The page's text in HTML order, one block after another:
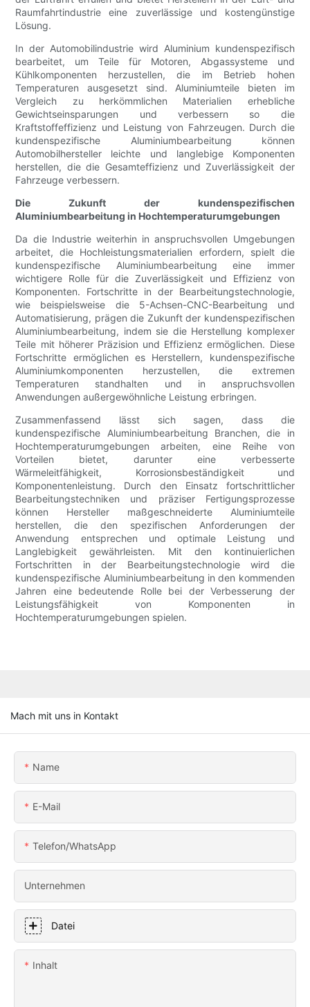
Raumfahrtindustrie eine zuverlässige und kostengünstige
Lösung.
In der Automobilindustrie wird Aluminium kundenspezifisch
bearbeitet, um Teile für Motoren, Abgassysteme und
Kühlkomponenten herzustellen, die im Betrieb hohen
Temperaturen ausgesetzt sind. Aluminiumteile bieten im
Vergleich zu herkömmlichen Materialien erhebliche
Gewichtseinsparungen und verbessern so die
Kraftstoffeffizienz und Leistung von Fahrzeugen. Durch die
kundenspezifische Aluminiumbearbeitung können
Automobilhersteller leichte und langlebige Komponenten
herstellen, die die Gesamteffizienz und Zuverlässigkeit der
Fahrzeuge verbessern.
Die Zukunft der kundenspezifischen
Aluminiumbearbeitung in Hochtemperaturumgebungen
Da die Industrie weiterhin in anspruchsvollen Umgebungen
arbeitet, die Hochleistungsmaterialien erfordern, spielt die
kundenspezifische Aluminiumbearbeitung eine immer
wichtigere Rolle für die Zuverlässigkeit und Effizienz von
Komponenten. Fortschritte in der Bearbeitungstechnologie,
wie beispielsweise die 5-Achsen-CNC-Bearbeitung und
Automatisierung, prägen die Zukunft der kundenspezifischen
Aluminiumbearbeitung, indem sie die Herstellung komplexer
Teile mit höherer Präzision und Effizienz ermöglichen. Diese
Fortschritte ermöglichen es Herstellern, kundenspezifische
Aluminiumkomponenten herzustellen, die extremen
Temperaturen standhalten und in anspruchsvollen
Anwendungen außergewöhnliche Leistung erbringen.
Zusammenfassend lässt sich sagen, dass die
kundenspezifische Aluminiumbearbeitung Branchen, die in
Hochtemperaturumgebungen arbeiten, eine Reihe von
Vorteilen bietet, darunter eine verbesserte
Wärmeleitfähigkeit, Korrosionsbeständigkeit und
Komponentenleistung. Durch den Einsatz fortschrittlicher
Bearbeitungstechniken und präziser Fertigungsprozesse
können Hersteller maßgeschneiderte Aluminiumteile
herstellen, die den spezifischen Anforderungen der
Anwendung entsprechen und optimale Leistung und
Langlebigkeit gewährleisten. Mit den kontinuierlichen
Fortschritten in der Bearbeitungstechnologie wird die
kundenspezifische Aluminiumbearbeitung in den kommenden
Jahren eine bedeutende Rolle bei der Verbesserung der
Leistungsfähigkeit von Komponenten in
Hochtemperaturumgebungen spielen.
Mach mit uns in Kontakt
Name
E-Mail
Telefon/WhatsApp
Unternehmen
Datei
Inhalt